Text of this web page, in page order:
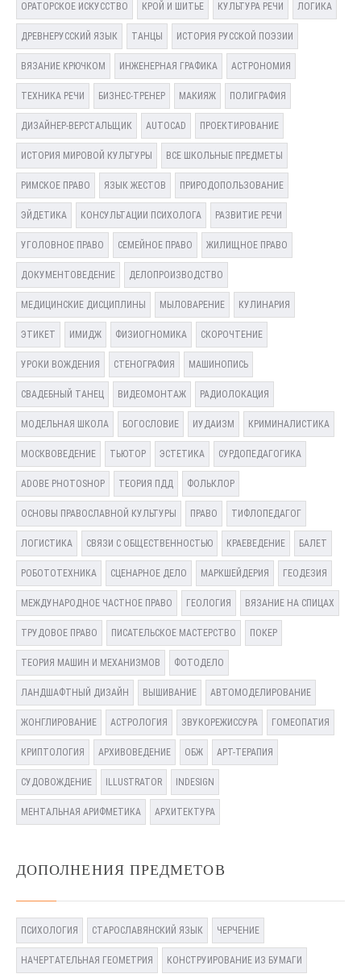
ОРАТОРСКОЕ ИСКУССТВО КРОЙ И ШИТЬЕ КУЛЬТУРА РЕЧИ ЛОГИКА
ДРЕВНЕРУССКИЙ ЯЗЫК ТАНЦЫ ИСТОРИЯ РУССКОЙ ПОЭЗИИ
ВЯЗАНИЕ КРЮЧКОМ ИНЖЕНЕРНАЯ ГРАФИКА АСТРОНОМИЯ
ТЕХНИКА РЕЧИ БИЗНЕС-ТРЕНЕР МАКИЯЖ ПОЛИГРАФИЯ
ДИЗАЙНЕР-ВЕРСТАЛЬЩИК AUTOCAD ПРОЕКТИРОВАНИЕ
ИСТОРИЯ МИРОВОЙ КУЛЬТУРЫ ВСЕ ШКОЛЬНЫЕ ПРЕДМЕТЫ
РИМСКОЕ ПРАВО ЯЗЫК ЖЕСТОВ ПРИРОДОПОЛЬЗОВАНИЕ
ЭЙДЕТИКА КОНСУЛЬТАЦИИ ПСИХОЛОГА РАЗВИТИЕ РЕЧИ
УГОЛОВНОЕ ПРАВО СЕМЕЙНОЕ ПРАВО ЖИЛИЩНОЕ ПРАВО
ДОКУМЕНТОВЕДЕНИЕ ДЕЛОПРОИЗВОДСТВО
МЕДИЦИНСКИЕ ДИСЦИПЛИНЫ МЫЛОВАРЕНИЕ КУЛИНАРИЯ
ЭТИКЕТ ИМИДЖ ФИЗИОГНОМИКА СКОРОЧТЕНИЕ
УРОКИ ВОЖДЕНИЯ СТЕНОГРАФИЯ МАШИНОПИСЬ
СВАДЕБНЫЙ ТАНЕЦ ВИДЕОМОНТАЖ РАДИОЛОКАЦИЯ
МОДЕЛЬНАЯ ШКОЛА БОГОСЛОВИЕ ИУДАИЗМ КРИМИНАЛИСТИКА
МОСКВОВЕДЕНИЕ ТЬЮТОР ЭСТЕТИКА СУРДОПЕДАГОГИКА
ADOBE PHOTOSHOP ТЕОРИЯ ПДД ФОЛЬКЛОР
ОСНОВЫ ПРАВОСЛАВНОЙ КУЛЬТУРЫ ПРАВО ТИФЛОПЕДАГОГ
ЛОГИСТИКА СВЯЗИ С ОБЩЕСТВЕННОСТЬЮ КРАЕВЕДЕНИЕ БАЛЕТ
РОБОТОТЕХНИКА СЦЕНАРНОЕ ДЕЛО МАРКШЕЙДЕРИЯ ГЕОДЕЗИЯ
МЕЖДУНАРОДНОЕ ЧАСТНОЕ ПРАВО ГЕОЛОГИЯ ВЯЗАНИЕ НА СПИЦАХ
ТРУДОВОЕ ПРАВО ПИСАТЕЛЬСКОЕ МАСТЕРСТВО ПОКЕР
ТЕОРИЯ МАШИН И МЕХАНИЗМОВ ФОТОДЕЛО
ЛАНДШАФТНЫЙ ДИЗАЙН ВЫШИВАНИЕ АВТОМОДЕЛИРОВАНИЕ
ЖОНГЛИРОВАНИЕ АСТРОЛОГИЯ ЗВУКОРЕЖИССУРА ГОМЕОПАТИЯ
КРИПТОЛОГИЯ АРХИВОВЕДЕНИЕ ОБЖ АРТ-ТЕРАПИЯ
СУДОВОЖДЕНИЕ ILLUSTRATOR INDESIGN
МЕНТАЛЬНАЯ АРИФМЕТИКА АРХИТЕКТУРА
ДОПОЛНЕНИЯ ПРЕДМЕТОВ
ПСИХОЛОГИЯ СТАРОСЛАВЯНСКИЙ ЯЗЫК ЧЕРЧЕНИЕ
НАЧЕРТАТЕЛЬНАЯ ГЕОМЕТРИЯ КОНСТРУИРОВАНИЕ ИЗ БУМАГИ